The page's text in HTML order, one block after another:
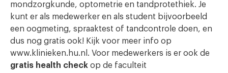
mondzorgkunde, optometrie en tandprotethiek. Je
kunt er als medewerker en als student bijvoorbeeld
een oogmeting, spraaktest of tandcontrole doen, en
dus nog gratis ook! Kijk voor meer info op
www.klinieken.hu.nl. Voor medewerkers is er ook de
gratis health check op de faculteit